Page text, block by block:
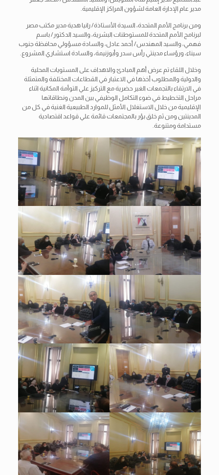
مدير عام الإدارة العامة لشؤون المراكز الإقليمية.
ومن برنامج الأمم المتحدة، السيدة الأستاذة/ رانيا هدية مدير مكتب مصر
لبرنامج الأمم المتحدة للمستوطنات البشرية، والسيد الدكتور/ باسم
فهمي، والسيد المهندس/ أحمد عادل، والسادة مسؤولي محافظة جنوب
سيناء، ورؤساء مدينتي رأس سدر وأبوزنيمة، والسادة استشاري المشروع.
وخلال اللقاء تم عرض أهم المبادئ والاهداف على المستويات المحلية
والدولية والمطلوب أخذها في الاعتبار في القطاعات المختلفة والمتمثلة
في الارتقاء بالتجمعات الغير حضرية مع التركيز علي التوأمة المكانية اثناء
مراحل التخطيط في ضوء التكامل الوظيفي بين المدن ونطاقاتها
الإقليمية من خلال الاستغلال الأمثل للموارد الطبيعية الغنية في كل من
المدينتين ومن ثم خلق بؤر بالمجتمعات قائمة علي قواعد اقتصادية
مستدامة ومتنوعة.